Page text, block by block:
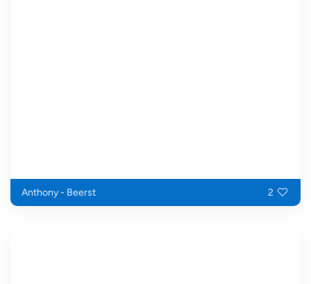
Anthony - Beerst 2